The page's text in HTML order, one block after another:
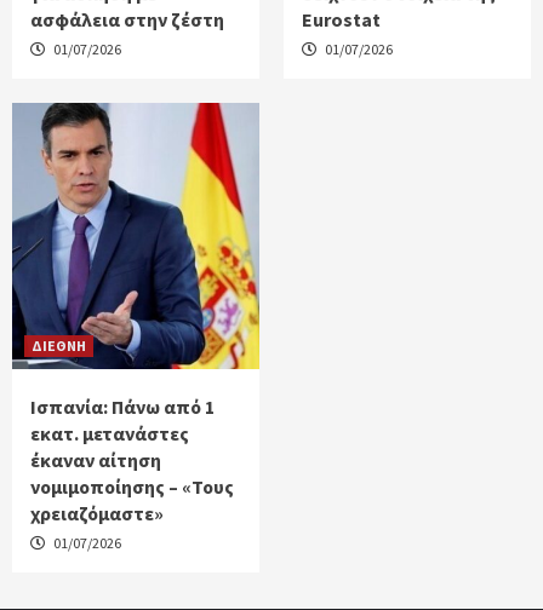
ασφάλεια στην ζέστη
01/07/2026
Eurostat
01/07/2026
ΔΙΕΘΝΗ
Ισπανία: Πάνω από 1
εκατ. μετανάστες
έκαναν αίτηση
νομιμοποίησης – «Τους
χρειαζόμαστε»
01/07/2026